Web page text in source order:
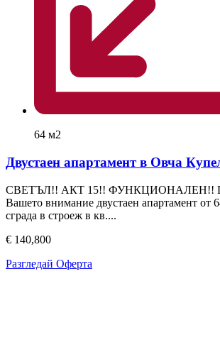
64 м2
Двустаен апартамент в Овча
СВЕТЪЛ!! АКТ 15!! ФУНКЦИОНАЛЕН!!
Вашето внимание двустаен апартамент от
сграда в строеж в кв....
€ 140,800
Разгледай Оферта